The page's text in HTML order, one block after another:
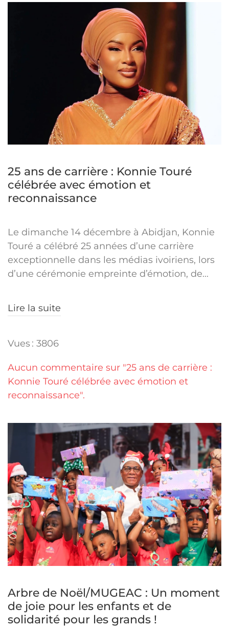
25 ans de carrière : Konnie Touré
célébrée avec émotion et
reconnaissance
Le dimanche 14 décembre à Abidjan, Konnie
Touré a célébré 25 années d’une carrière
exceptionnelle dans les médias ivoiriens, lors
d’une cérémonie empreinte d’émotion, de...
Lire la suite
Vues : 3806
Aucun commentaire sur "25 ans de carrière :
Konnie Touré célébrée avec émotion et
reconnaissance".
Arbre de Noël/MUGEAC : Un moment
de joie pour les enfants et de
solidarité pour les grands !